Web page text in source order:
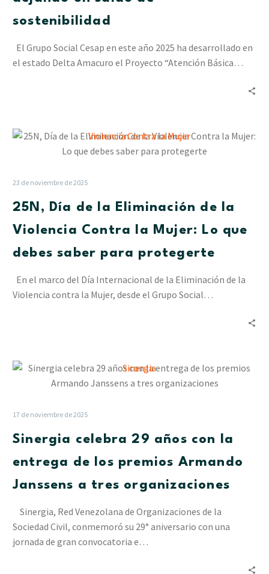
dejando
un
sostenibilidad
El Grupo Social Cesap en este año 2025 ha desarrollado en
el estado Delta Amacuro el Proyecto “Atención Básica…
25N,
Día
de
la
Contra
Mujer:
Lo
protegerte
23 de noviembre de 2025
25N, Día de la Eliminación de la
Violencia Contra la Mujer: Lo que
debes saber para protegerte
En el marco del Día Internacional de la Eliminación de la
Violencia contra la Mujer, desde el Grupo Social…
Sinergia
celebra
la
entrega
los
Armando
Janssens
a
17 de noviembre de 2025
Sinergia celebra 29 años con la
entrega de los premios Armando
Janssens a tres organizaciones
Sinergia, Red Venezolana de Organizaciones de la
Sociedad Civil, conmemoró su 29° aniversario con una
jornada de gran convocatoria e…